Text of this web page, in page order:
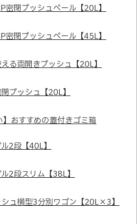
密閉プッシュペール【20L】
密閉プッシュペール【45L】
る両開きプッシュ【20L】
プッシュ【20L】
おすすめの蓋付きゴミ箱
2段【40L】
2段スリム【38L】
シュ横型3分別ワゴン【20L×3】